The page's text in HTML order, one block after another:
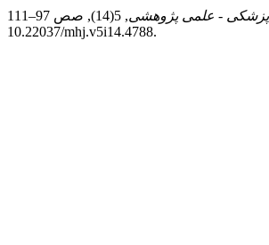
پزشکی - علمی پژوهشی
, 5(14), صص 97–111. doi:
10.22037/mhj.v5i14.4788.